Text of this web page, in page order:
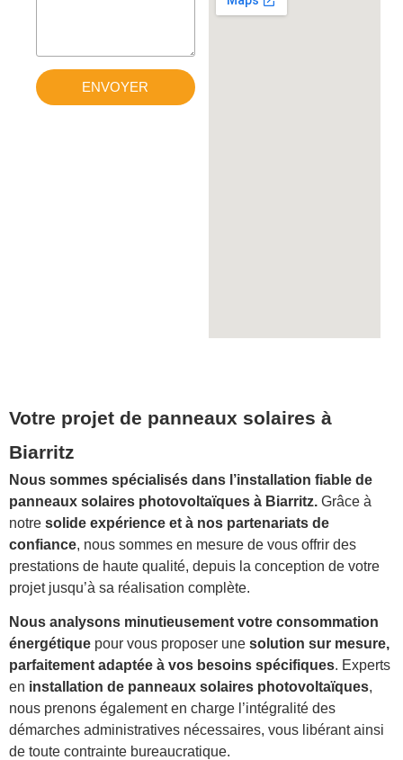
ENVOYER
Votre projet de panneaux solaires à
Biarritz
Nous sommes spécialisés dans l’installation fiable de
panneaux solaires photovoltaïques à Biarritz. Grâce à
notre solide expérience et à nos partenariats de
confiance, nous sommes en mesure de vous offrir des
prestations de haute qualité, depuis la conception de votre
projet jusqu’à sa réalisation complète.
Nous analysons minutieusement votre consommation
énergétique pour vous proposer une solution sur mesure,
parfaitement adaptée à vos besoins spécifiques. Experts
en installation de panneaux solaires photovoltaïques,
nous prenons également en charge l’intégralité des
démarches administratives nécessaires, vous libérant ainsi
de toute contrainte bureaucratique.